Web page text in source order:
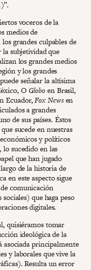
.
voceros de la
medios de
grandes culpables de
la subjetividad que
los grandes medios
y los grandes
señalar la altísima
O Globoen Brasil,
Ecuador,Fox Newsen
a grandes
de sus países. Éstos
sucede en nuestras
y políticos
sucedido en las
que han jugado
de la historia de
en este aspecto sigue
comunicación
que haga peso
digitales.
quisiéramos tomar
ideológica de la
asociada principalmente
y laborales que vive la
Resulta un error